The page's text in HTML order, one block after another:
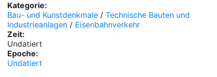
Kategorie:
Bau- und Kunstdenkmale / Technische Bauten und
Industrieanlagen / Eisenbahnverkehr
Zeit:
Undatiert
Epoche:
Undatiert